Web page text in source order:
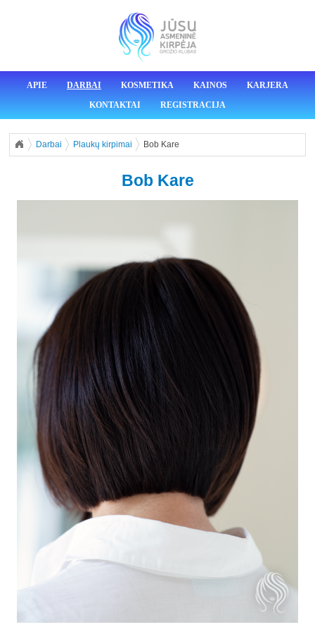
APIE DARBAI KOSMETIKA KAINOS
KARJERA
KONTAKTAI
REGISTRACIJA
Darbai Plaukų kirpimai Bob Kare
Bob Kare